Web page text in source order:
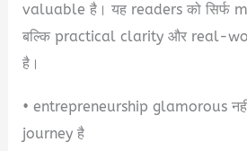
valuable है। यह readers को सिर्फ
बल्कि practical clarity और real-
है।
• entrepreneurship glamorous
journey है